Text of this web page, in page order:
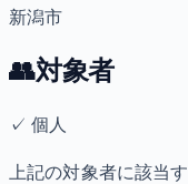
新潟市
👥対象者
✓個人
上記の対象者に該当